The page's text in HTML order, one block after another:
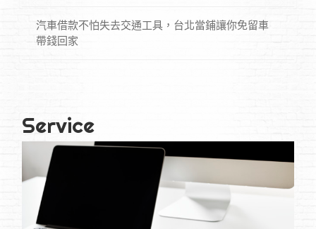
汽車借款不怕失去交通工具，台北當鋪讓你免留車
帶錢回家
Service